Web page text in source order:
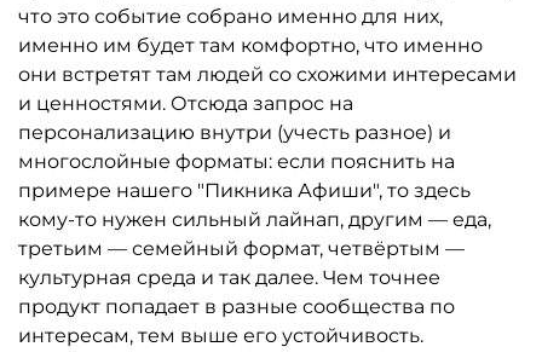
что это событие собрано именно для них,
именно им будет там комфортно, что именно
они встретят там людей со схожими интересами
и ценностями. Отсюда запрос на
персонализацию внутри (учесть разное) и
многослойные форматы: если пояснить на
примере нашего "Пикника Афиши", то здесь
кому-то нужен сильный лайнап, другим — еда,
третьим — семейный формат, четвёртым —
культурная среда и так далее. Чем точнее
продукт попадает в разные сообщества по
интересам, тем выше его устойчивость.